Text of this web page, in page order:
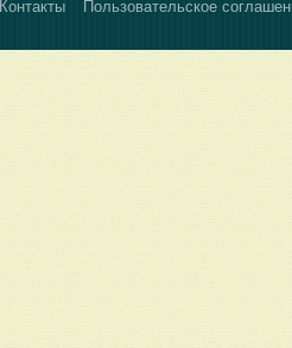
Контакты Пользовательское